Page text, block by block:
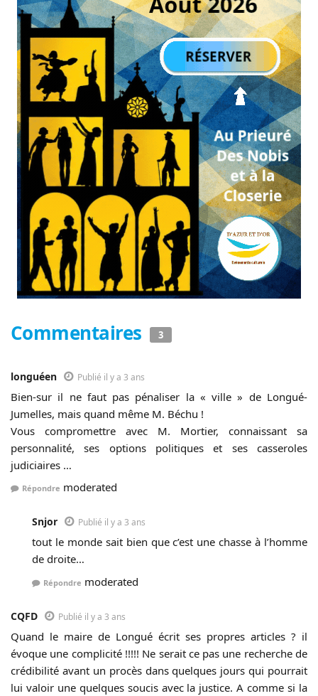
Commentaires 3
longuéen Publié il y a 3 ans
Bien-sur il ne faut pas pénaliser la « ville » de Longué-
Jumelles, mais quand même M. Béchu !
Vous compromettre avec M. Mortier, connaissant sa
personnalité, ses options politiques et ses casseroles
judiciaires …
Répondre moderated
Snjor Publié il y a 3 ans
tout le monde sait bien que c’est une chasse à l’homme
de droite…
Répondre moderated
CQFD Publié il y a 3 ans
Quand le maire de Longué écrit ses propres articles ? il
évoque une complicité !!!!! Ne serait ce pas une recherche de
crédibilité avant un procès dans quelques jours qui pourrait
lui valoir une quelques soucis avec la justice. A comme si la